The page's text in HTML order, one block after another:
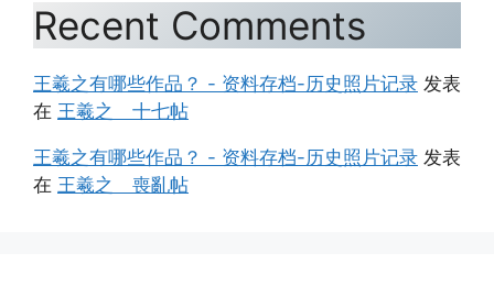
Recent Comments
王羲之有哪些作品？ - 资料存档-历史照片记录 发表
在 王羲之 十七帖
王羲之有哪些作品？ - 资料存档-历史照片记录 发表
在 王羲之 喪亂帖